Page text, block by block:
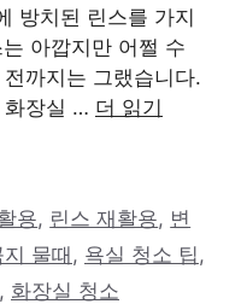
방치된 린스를 가지
아깝지만 어쩔 수
까지는 그랬습니다.
화장실 … 더 읽기
용, 린스 재활용, 변
물때 , 욕실 청소 팁 ,
, 화장실 청소